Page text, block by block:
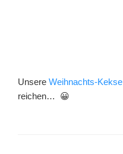
Unsere Weihnachts-Kekse
reichen… 😀